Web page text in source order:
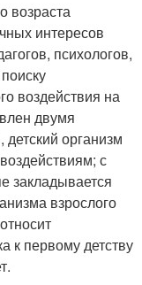
возраста
интересов
психологов,
воздействия на
двумя
организм
с
закладывается
взрослого
к первому детству